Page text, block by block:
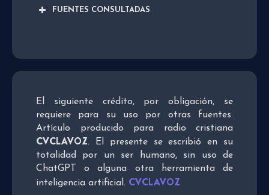
FUENTES CONSULTADAS
El siguiente crédito, por obligación, se
requiere para su uso por otras fuentes:
Artículo producido para radio cristiana
CVCLAVOZ. El presente se escribió en su
totalidad por un ser humano, sin uso de
ChatGPT o alguna otra herramienta de
inteligencia artificial. CVCLAVOZ